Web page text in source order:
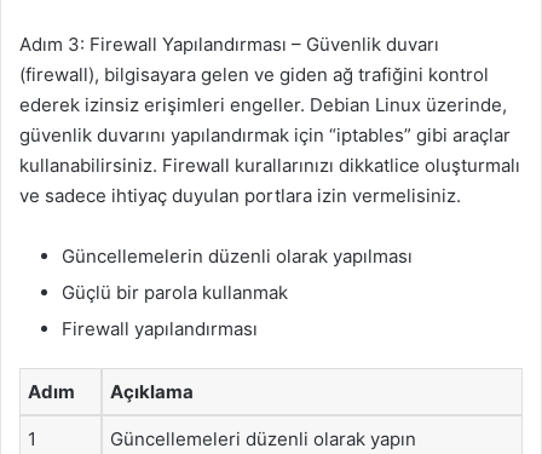
Adım 3: Firewall Yapılandırması – Güvenlik duvarı
(firewall), bilgisayara gelen ve giden ağ trafiğini kontrol
ederek izinsiz erişimleri engeller. Debian Linux üzerinde,
güvenlik duvarını yapılandırmak için “iptables” gibi araçlar
kullanabilirsiniz. Firewall kurallarınızı dikkatlice oluşturmalı
ve sadece ihtiyaç duyulan portlara izin vermelisiniz.
Güncellemelerin düzenli olarak yapılması
Güçlü bir parola kullanmak
Firewall yapılandırması
Adım Açıklama
1 Güncellemeleri düzenli olarak yapın